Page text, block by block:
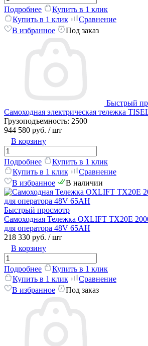
Подробнее
Купить в 1 клик
Купить в 1 клик
Сравнение
В избранное
Под заказ
Быстрый
Самоходная электрическая тележка
Грузоподъемность: 2500
944 580 руб. / шт
В корзину
Подробнее
Купить в 1 клик
Купить в 1 клик
Сравнение
В избранное
В наличии
Быстрый просмотр
Самоходная Тележка OXLIFT TX20E
для оператора 48V 65AH
218 330 руб. / шт
В корзину
Подробнее
Купить в 1 клик
Купить в 1 клик
Сравнение
В избранное
Под заказ